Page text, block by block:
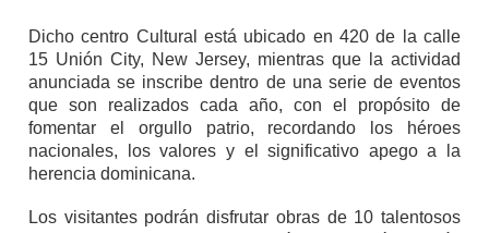
Dicho centro Cultural está ubicado en 420 de la calle
15 Unión City, New Jersey, mientras que la actividad
anunciada se inscribe dentro de una serie de eventos
que son realizados cada año, con el propósito de
fomentar el orgullo patrio, recordando los héroes
nacionales, los valores y el significativo apego a la
herencia dominicana.
Los visitantes podrán disfrutar obras de 10 talentosos